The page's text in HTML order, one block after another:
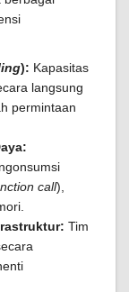
): Kapasitas
langsung
permintaan
call),
Tim